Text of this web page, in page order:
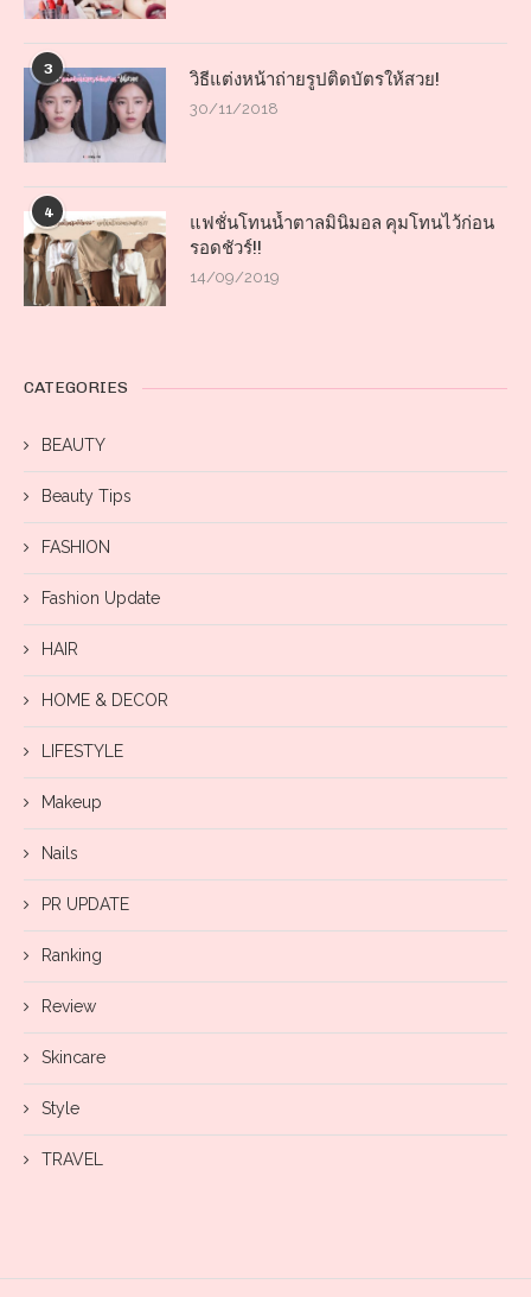
3 วิธีแต่งหน้าถ่ายรูปติดบัตรให้สวย!
30/11/2018
4
แฟชั่นโทนน้ำตาลมินิมอล คุมโทนไว้ก่อน
รอดชัวร์!!
14/09/2019
CATEGORIES
BEAUTY
Beauty Tips
FASHION
Fashion Update
HAIR
HOME & DECOR
LIFESTYLE
Makeup
Nails
PR UPDATE
Ranking
Review
Skincare
Style
TRAVEL